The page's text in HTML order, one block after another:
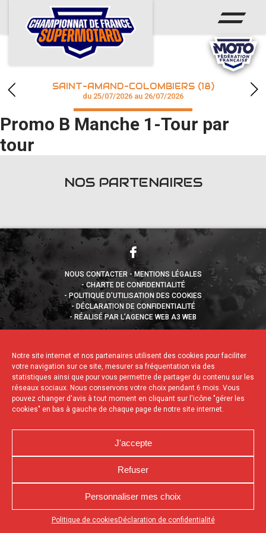
Notre site internet et nos partenaires utilisent des cookies pour faciliter
votre navigation sur ce site, mesurer sa fréquentation via des
statistiques ainsi que pour vous permettre de partager du contenu sur les
réseaux sociaux. Nous conservons votre choix pendant 6 mois. Vous
pouvez changer d'avis à tout moment en cliquant sur l'icône "gérer les
cookies" en bas à gauche de chaque page de notre site internet.
J'accepte
Refuser
Personnaliser mes choix
Politique de cookies Déclaration de confidentialité
Appuyez sur le bouton partager en bas de votre
ACCUEIL
ACTUS
CALENDRIER
CHAMPIONNAT
RÉSULTATS
PHOTOS / WEB TV
SAINT-AMAND-COLOMBIERS (18)
du 25/07/2026 au 26/07/2026
Promo B Manche 1-Tour par
tour
NOS PARTENAIRES
NOUS CONTACTER
MENTIONS LÉGALES
CHARTE DE CONFIDENTIALITÉ
POLITIQUE D’UTILISATION DES COOKIES
DÉCLARATION DE CONFIDENTIALITÉ
RÉALISÉ PAR L’AGENCE WEB A3 WEB